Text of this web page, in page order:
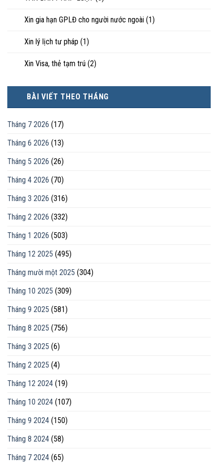
Xin gia hạn GPLĐ cho người nước ngoài (1)
Xin lý lịch tư pháp (1)
Xin Visa, thẻ tạm trú (2)
BÀI VIẾT THEO THÁNG
Tháng 7 2026 (17)
Tháng 6 2026 (13)
Tháng 5 2026 (26)
Tháng 4 2026 (70)
Tháng 3 2026 (316)
Tháng 2 2026 (332)
Tháng 1 2026 (503)
Tháng 12 2025 (495)
Tháng mười một 2025 (304)
Tháng 10 2025 (309)
Tháng 9 2025 (581)
Tháng 8 2025 (756)
Tháng 3 2025 (6)
Tháng 2 2025 (4)
Tháng 12 2024 (19)
Tháng 10 2024 (107)
Tháng 9 2024 (150)
Tháng 8 2024 (58)
Tháng 7 2024 (65)